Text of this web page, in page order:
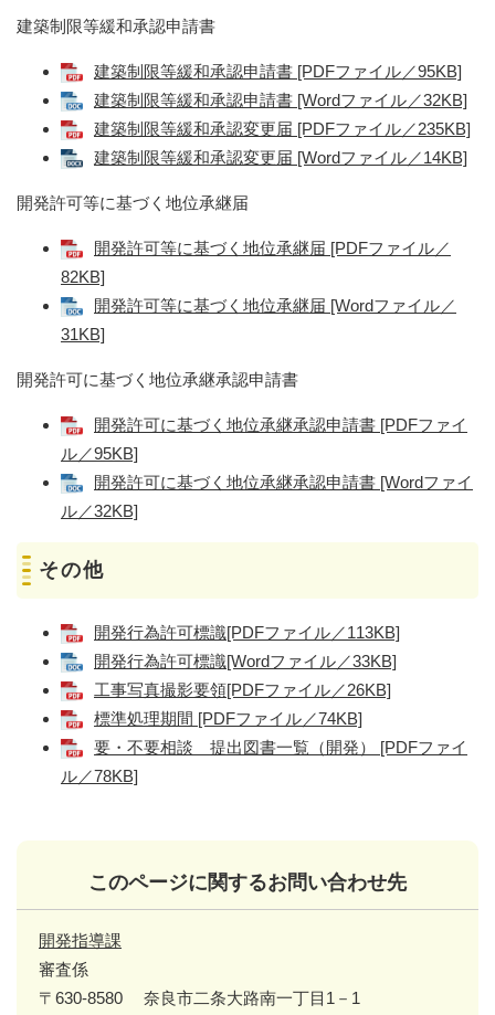
建築制限等緩和承認申請書
建築制限等緩和承認申請書 [PDFファイル／95KB]
建築制限等緩和承認申請書 [Wordファイル／32KB]
建築制限等緩和承認変更届 [PDFファイル／235KB]
建築制限等緩和承認変更届 [Wordファイル／14KB]
開発許可等に基づく地位承継届
開発許可等に基づく地位承継届 [PDFファイル／
82KB]
開発許可等に基づく地位承継届 [Wordファイル／
31KB]
開発許可に基づく地位承継承認申請書
開発許可に基づく地位承継承認申請書 [PDFファイ
ル／95KB]
開発許可に基づく地位承継承認申請書 [Wordファイ
ル／32KB]
その他
開発行為許可標識[PDFファイル／113KB]
開発行為許可標識[Wordファイル／33KB]
工事写真撮影要領[PDFファイル／26KB]
標準処理期間 [PDFファイル／74KB]
要・不要相談 提出図書一覧（開発） [PDFファイ
ル／78KB]
このページに関するお問い合わせ先
開発指導課
審査係
〒630-8580
奈良市二条大路南一丁目1－1